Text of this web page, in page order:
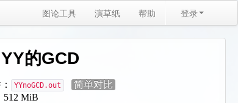
图论工具 演草纸 帮助 登录
的GCD
YYnoGCD.out
简单对比
MiB